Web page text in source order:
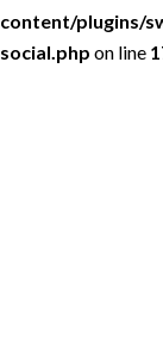
content/plugins/
social.php on line